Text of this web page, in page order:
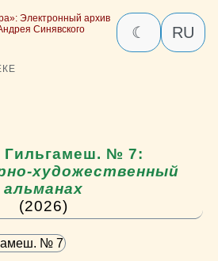
Электронный архив
Синявского
☾ RU
№ 7:
художественный
альманах
(2026)